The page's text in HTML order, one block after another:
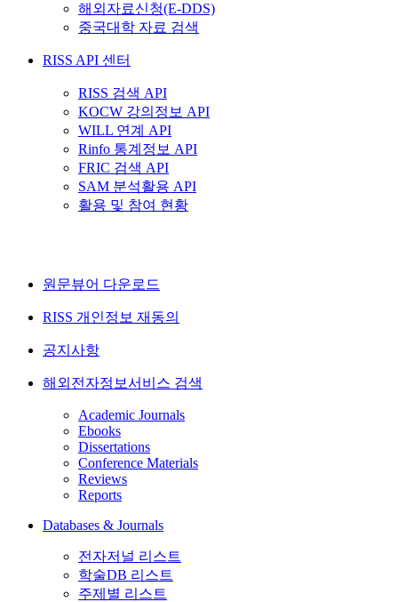
해외자료신청(E-DDS)
중국대학 자료 검색
RISS API 센터
RISS 검색 API
KOCW 강의정보 API
WILL 연계 API
Rinfo 통계정보 API
FRIC 검색 API
SAM 분석활용 API
활용 및 참여 현황
원문뷰어 다운로드
RISS 개인정보 재동의
공지사항
해외전자정보서비스 검색
Academic Journals
Ebooks
Dissertations
Conference Materials
Reviews
Reports
Databases & Journals
전자저널 리스트
학술DB 리스트
주제별 리스트